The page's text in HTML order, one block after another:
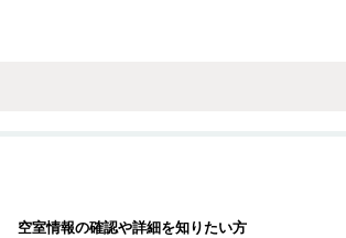
空室情報の確認や詳細を知りたい方